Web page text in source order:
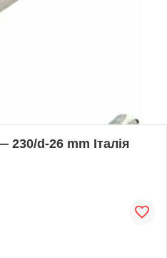
d-26 mm Італія